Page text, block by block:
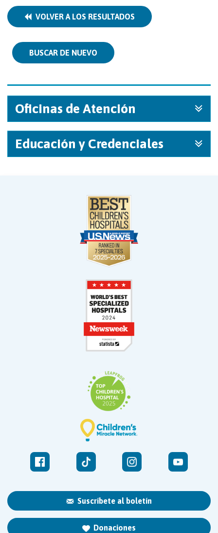
VOLVER A LOS RESULTADOS
BUSCAR DE NUEVO
Oficinas de Atención
Educación y Credenciales
Suscríbete al boletín
Donaciones